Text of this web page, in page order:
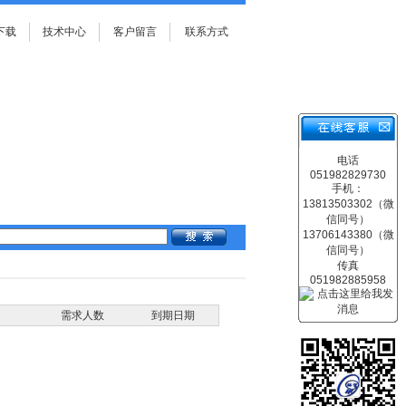
载 技术中心 客户留言 联系方式
需求人数 到期日期
电话
051982829730
手机：
13813503302（微
信同号）
13706143380（微
信同号）
传真
051982885958